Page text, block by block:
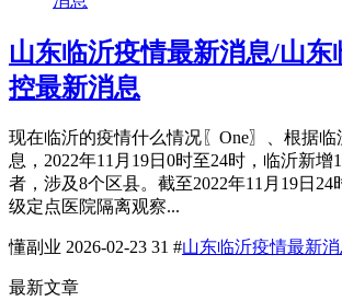
山东临沂疫情最新消息/山东
控最新消息
现在临沂的疫情什么情况〖One〗、根据
息，2022年11月19日0时至24时，临沂新增
者，涉及8个区县。截至2022年11月19日
级定点医院隔离观察...
懂副业 2026-02-23 31 #山东临沂疫情最新消
最新文章